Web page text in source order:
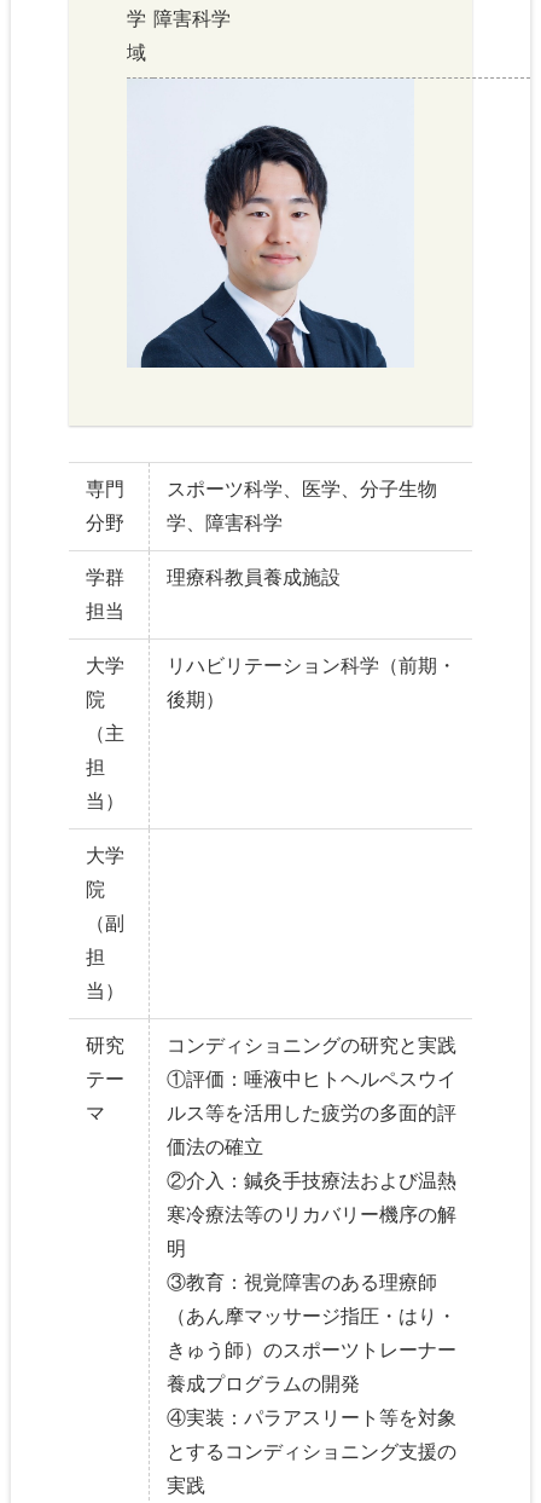
学
域
障害科学
専門
分野
スポーツ科学、医学、分子生物
学、障害科学
学群
担当
理療科教員養成施設
大学
院
（主
担
当）
リハビリテーション科学（前期・
後期）
大学
院
（副
担
当）
研究
テー
マ
コンディショニングの研究と実践
①評価：唾液中ヒトヘルペスウイ
ルス等を活用した疲労の多面的評
価法の確立
②介入：鍼灸手技療法および温熱
寒冷療法等のリカバリー機序の解
明
③教育：視覚障害のある理療師
（あん摩マッサージ指圧・はり・
きゅう師）のスポーツトレーナー
養成プログラムの開発
④実装：パラアスリート等を対象
とするコンディショニング支援の
実践